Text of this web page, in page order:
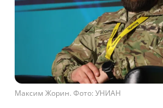
Максим Жорин. Фото: УНИАН